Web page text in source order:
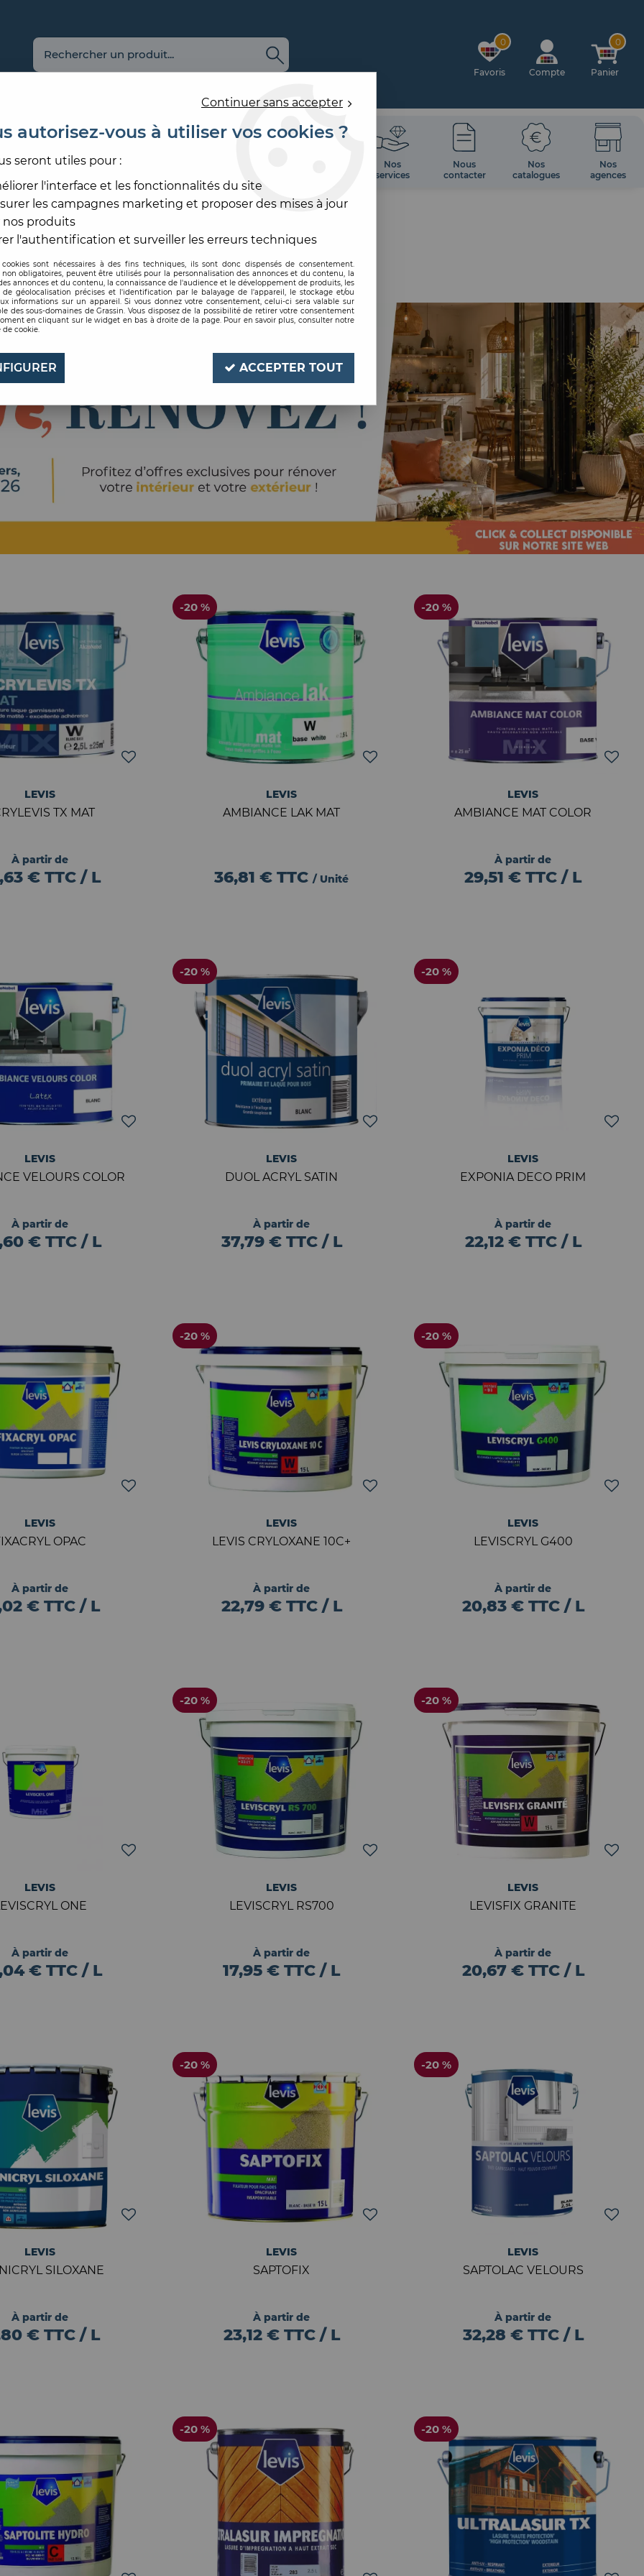
0
Favoris Compte
0
Panier
REVÊTEMENT
OUTILLAGE
Nos
services
Nous
contacter
Nos
catalogues
Nos
agences
C'est l'été, rénovez !
LEVIS
TX MAT
À partir de
€ TTC / L
-20 %
LEVIS
AMBIANCE LAK MAT
36,81 €TTC / Unité
-20 %
LEVIS
AMBIANCE MAT COLOR
À partir de
29,51 € TTC / L
LEVIS
VELOURS COLOR
À partir de
€ TTC / L
-20 %
LEVIS
DUOL ACRYL SATIN
À partir de
37,79 € TTC / L
-20 %
LEVIS
EXPONIA DECO PRIM
À partir de
22,12 € TTC / L
LEVIS
OPAC
À partir de
€ TTC / L
-20 %
LEVIS
LEVIS CRYLOXANE 10C+
À partir de
22,79 € TTC / L
-20 %
LEVIS
LEVISCRYL G400
À partir de
20,83 € TTC / L
LEVIS
ONE
À partir de
€ TTC / L
-20 %
LEVIS
LEVISCRYL RS700
À partir de
17,95 € TTC / L
-20 %
LEVIS
LEVISFIX GRANITE
À partir de
20,67 € TTC / L
LEVIS
SILOXANE
À partir de
€ TTC / L
-20 %
LEVIS
SAPTOFIX
À partir de
23,12 € TTC / L
-20 %
LEVIS
SAPTOLAC VELOURS
À partir de
32,28 € TTC / L
-20 % -20 %
Continuer sans accepter
autorisez-vous à utiliser vos cookies ?
seront utiles pour :
l'interface et les fonctionnalités du site
les campagnes marketing et proposer des mises à jour
nos produits
l'authentification et surveiller les erreurs techniques
cookies sont nécessaires à des fins techniques, ils sont donc dispensés de consentement.
non obligatoires, peuvent être utilisés pour la personnalisation des annonces et du contenu, la
annonces et du contenu, la connaissance de l'audience et le développement de produits, les
de géolocalisation précises et l'identification par le balayage de l'appareil, le stockage et/ou
informations sur un appareil. Si vous donnez votre consentement, celui-ci sera valable sur
des sous-domaines de Grassin. Vous disposez de la possibilité de retirer votre consentement
en cliquant sur le widget en bas à droite de la page. Pour en savoir plus, consulter notre
cookie.
ACCEPTER TOUT